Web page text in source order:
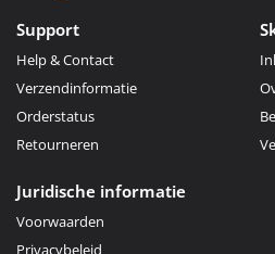
Support
Help & Contact
Verzendinformatie
Orderstatus
Retourneren
Juridische informatie
Voorwaarden
Privacybeleid